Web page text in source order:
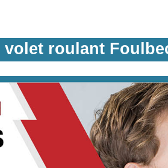
volet roulant